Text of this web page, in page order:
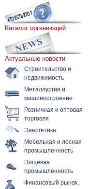
Каталог организаций
Актуальные новости
Строительство и
недвижимость
Металлургия и
машиностроение
Розничная и оптовая
торговля
Энергетика
Мебельная и лесная
промышленность
Пищевая
промышленность
Финансовый рынок,